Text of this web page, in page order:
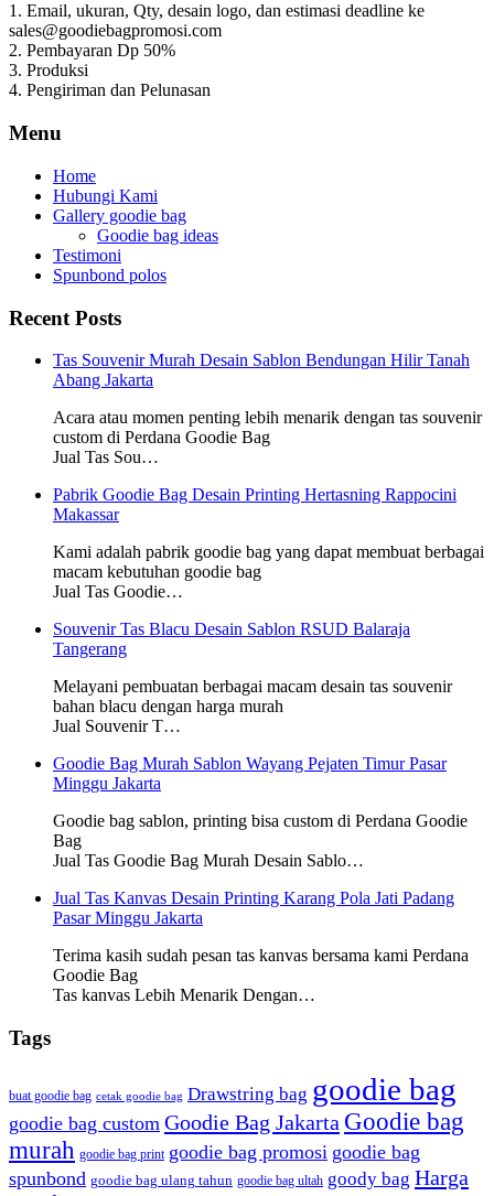
1. Email, ukuran, Qty, desain logo, dan estimasi deadline ke
sales@goodiebagpromosi.com
2. Pembayaran Dp 50%
3. Produksi
4. Pengiriman dan Pelunasan
Menu
Home
Hubungi Kami
Gallery goodie bag
Goodie bag ideas
Testimoni
Spunbond polos
Recent Posts
Tas Souvenir Murah Desain Sablon Bendungan Hilir Tanah
Abang Jakarta
Acara atau momen penting lebih menarik dengan tas souvenir
custom di Perdana Goodie Bag
Jual Tas Sou…
Pabrik Goodie Bag Desain Printing Hertasning Rappocini
Makassar
Kami adalah pabrik goodie bag yang dapat membuat berbagai
macam kebutuhan goodie bag
Jual Tas Goodie…
Souvenir Tas Blacu Desain Sablon RSUD Balaraja
Tangerang
Melayani pembuatan berbagai macam desain tas souvenir
bahan blacu dengan harga murah
Jual Souvenir T…
Goodie Bag Murah Sablon Wayang Pejaten Timur Pasar
Minggu Jakarta
Goodie bag sablon, printing bisa custom di Perdana Goodie
Bag
Jual Tas Goodie Bag Murah Desain Sablo…
Jual Tas Kanvas Desain Printing Karang Pola Jati Padang
Pasar Minggu Jakarta
Terima kasih sudah pesan tas kanvas bersama kami Perdana
Goodie Bag
Tas kanvas Lebih Menarik Dengan…
Tags
buat goodie bag cetak goodie bag Drawstring bag goodie bag
goodie bag custom Goodie Bag Jakarta Goodie bag
murah goodie bag print goodie bag promosi goodie bag
spunbond goodie bag ulang tahun goodie bag ultah goody bag Harga